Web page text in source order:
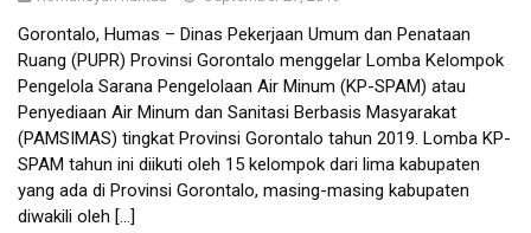
Gorontalo, Humas – Dinas Pekerjaan Umum dan Penataan
Ruang (PUPR) Provinsi Gorontalo menggelar Lomba Kelompok
Pengelola Sarana Pengelolaan Air Minum (KP-SPAM) atau
Penyediaan Air Minum dan Sanitasi Berbasis Masyarakat
(PAMSIMAS) tingkat Provinsi Gorontalo tahun 2019. Lomba KP-
SPAM tahun ini diikuti oleh 15 kelompok dari lima kabupaten
yang ada di Provinsi Gorontalo, masing-masing kabupaten
diwakili oleh […]